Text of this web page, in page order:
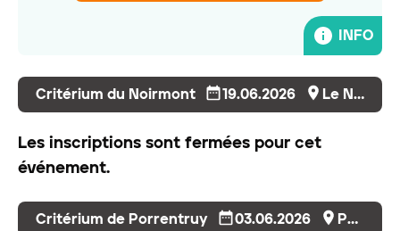
INFO
Critérium du Noirmont 19.06.2026 Le Noirmont
Les inscriptions sont fermées pour cet
événement.
Critérium de Porrentruy 03.06.2026 Porrentruy